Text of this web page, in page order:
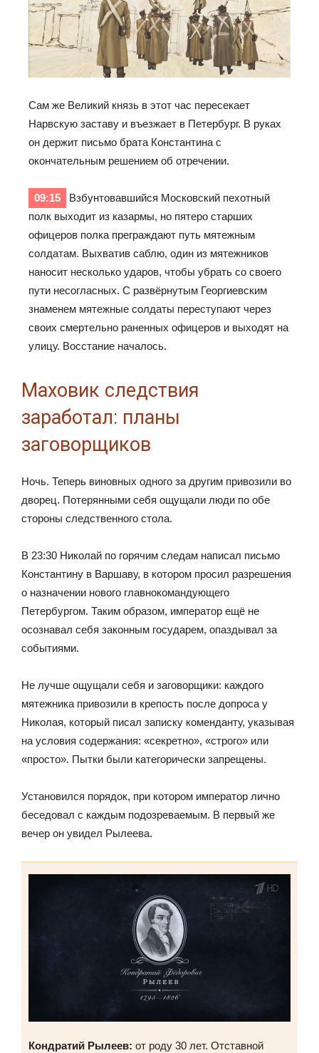
Сам же Великий князь в этот час пересекает
Нарвскую заставу и въезжает в Петербург. В руках
он держит письмо брата Константина с
окончательным решением об отречении.
09:15
Взбунтовавшийся Московский пехотный
полк выходит из казармы, но пятеро старших
офицеров полка преграждают путь мятежным
солдатам. Выхватив саблю, один из мятежников
наносит несколько ударов, чтобы убрать со своего
пути несогласных. С развёрнутым Георгиевским
знаменем мятежные солдаты переступают через
своих смертельно раненных офицеров и выходят на
улицу. Восстание началось.
Маховик следствия
заработал: планы
заговорщиков
Ночь. Теперь виновных одного за другим привозили во
дворец. Потерянными себя ощущали люди по обе
стороны следственного стола.
В 23:30 Николай по горячим следам написал письмо
Константину в Варшаву, в котором просил разрешения
о назначении нового главнокомандующего
Петербургом. Таким образом, император ещё не
осознавал себя законным государем, опаздывал за
событиями.
Не лучше ощущали себя и заговорщики: каждого
мятежника привозили в крепость после допроса у
Николая, который писал записку коменданту, указывая
на условия содержания: «секретно», «строго» или
«просто». Пытки были категорически запрещены.
Установился порядок, при котором император лично
беседовал с каждым подозреваемым. В первый же
вечер он увидел Рылеева.
Кондратий Рылеев: от роду 30 лет. Отставной